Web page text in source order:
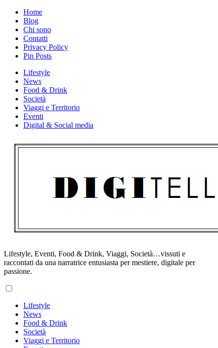
Skip
content
Home
Blog
Chi sono
Contatti
Privacy Policy
Pin Posts
Lifestyle
News
Food & Drink
Società
Viaggi e Territorio
Eventi
Digital & Social media
Lifestyle, Eventi, Food & Drink, Viaggi, Società…vissuti e
raccontati da una narratrice entusiasta per mestiere, digitale per
passione.
Menu
Lifestyle
News
Food & Drink
Società
Viaggi e Territorio